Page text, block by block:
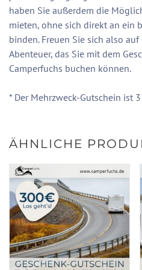
haben Sie außerdem die
mieten, ohne sich direkt an ein
binden. Freuen Sie sich also
Abenteuer, das Sie mit dem
Camperfuchs buchen können.
* Der Mehrzweck-Gutschein ist
ÄHNLICHE